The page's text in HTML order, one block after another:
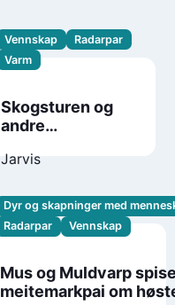
Vennskap
Radarpar
Varm
Skogsturen og
andre
Jarvis
Dyr og skapninger med
Radarpar
Vennskap
Mus og Muldvarp
meitemarkpai om